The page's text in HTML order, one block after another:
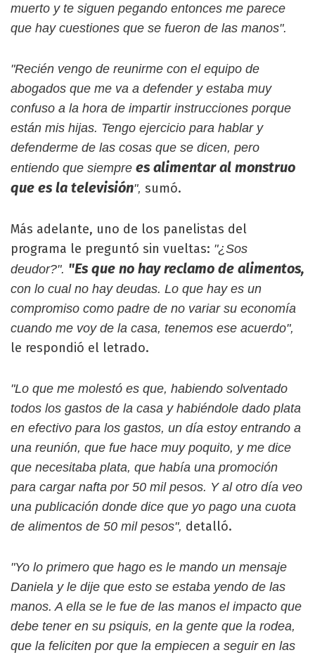
muerto y te siguen pegando entonces me parece
que hay cuestiones que se fueron de las manos".
"Recién vengo de reunirme con el equipo de
abogados que me va a defender y estaba muy
confuso a la hora de impartir instrucciones porque
están mis hijas. Tengo ejercicio para hablar y
defenderme de las cosas que se dicen, pero
entiendo que siempre es alimentar al monstruo
que es la televisión", sumó.
Más adelante, uno de los panelistas del
programa le preguntó sin vueltas: "¿Sos
deudor?". "Es que no hay reclamo de alimentos,
con lo cual no hay deudas. Lo que hay es un
compromiso como padre de no variar su economía
cuando me voy de la casa, tenemos ese acuerdo",
le respondió el letrado.
"Lo que me molestó es que, habiendo solventado
todos los gastos de la casa y habiéndole dado plata
en efectivo para los gastos, un día estoy entrando a
una reunión, que fue hace muy poquito, y me dice
que necesitaba plata, que había una promoción
para cargar nafta por 50 mil pesos. Y al otro día veo
una publicación donde dice que yo pago una cuota
de alimentos de 50 mil pesos", detalló.
"Yo lo primero que hago es le mando un mensaje
Daniela y le dije que esto se estaba yendo de las
manos. A ella se le fue de las manos el impacto que
debe tener en su psiquis, en la gente que la rodea,
que la feliciten por que la empiecen a seguir en las